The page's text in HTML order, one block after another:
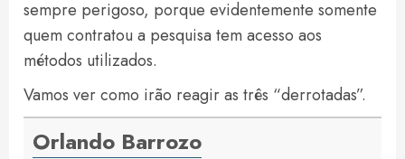
sempre perigoso, porque evidentemente somente
quem contratou a pesquisa tem acesso aos
métodos utilizados.
Vamos ver como irão reagir as três “derrotadas”.
Orlando Barrozo